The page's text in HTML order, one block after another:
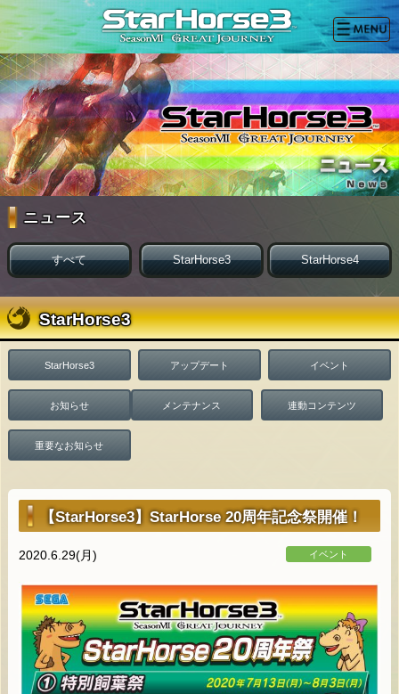
ニュース
すべて StarHorse3 StarHorse4
StarHorse3
StarHorse3 アップデート イベント
お知らせ メンテナンス 連動コンテンツ
重要なお知らせ
【StarHorse3】StarHorse 20周年記念祭開催！
イベント
2020.6.29(月)